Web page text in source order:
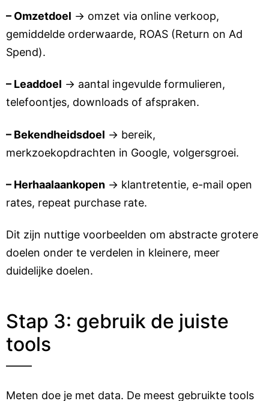
– Omzetdoel → omzet via online verkoop,
gemiddelde orderwaarde, ROAS (Return on Ad
Spend).
– Leaddoel → aantal ingevulde formulieren,
telefoontjes, downloads of afspraken.
– Bekendheidsdoel → bereik,
merkzoekopdrachten in Google, volgersgroei.
– Herhaalaankopen → klantretentie, e-mail open
rates, repeat purchase rate.
Dit zijn nuttige voorbeelden om abstracte grotere
doelen onder te verdelen in kleinere, meer
duidelijke doelen.
Stap 3: gebruik de juiste
tools
Meten doe je met data. De meest gebruikte tools